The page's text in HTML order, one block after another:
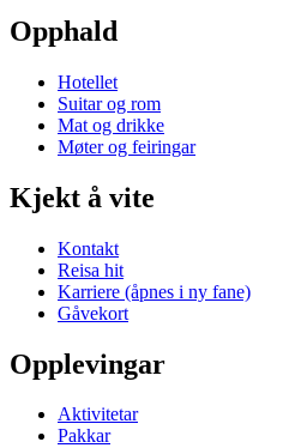
Opphald
Hotellet
Suitar og rom
Mat og drikke
Møter og feiringar
Kjekt å vite
Kontakt
Reisa hit
Karriere (åpnes i ny fane)
Gåvekort
Opplevingar
Aktivitetar
Pakkar